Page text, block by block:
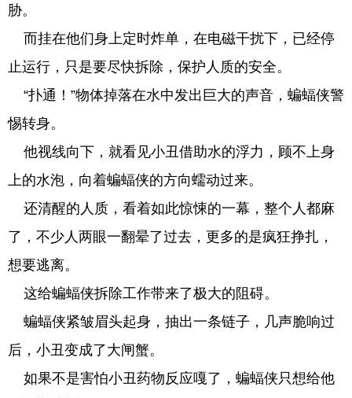
胁。
而挂在他们身上定时炸单，在电磁干扰下，已经停
止运行，只是要尽快拆除，保护人质的安全。
“扑通！”物体掉落在水中发出巨大的声音，蝙蝠侠警
惕转身。
他视线向下，就看见小丑借助水的浮力，顾不上身
上的水泡，向着蝙蝠侠的方向蠕动过来。
还清醒的人质，看着如此惊悚的一幕，整个人都麻
了，不少人两眼一翻晕了过去，更多的是疯狂挣扎，
想要逃离。
这给蝙蝠侠拆除工作带来了极大的阻碍。
蝙蝠侠紧皱眉头起身，抽出一条链子，几声脆响过
后，小丑变成了大闸蟹。
如果不是害怕小丑药物反应嘎了，蝙蝠侠只想给他